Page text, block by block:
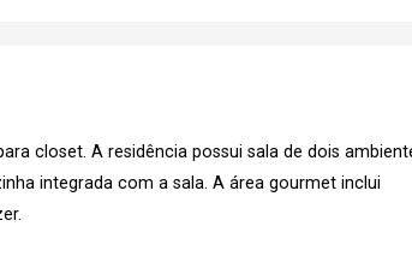
closet. A residência possui sala de dois
integrada com a sala. A área gourmet inclui